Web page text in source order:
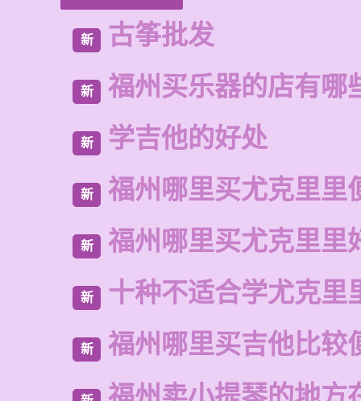
新 古筝批发
新 福州买乐器的店有哪
新 学吉他的好处
新 福州哪里买尤克里里
新 福州哪里买尤克里里
新 十种不适合学尤克里
新 福州哪里买吉他比较